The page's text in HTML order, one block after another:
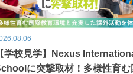
【学校見学】Nexus
に突撃取材！多様性育む